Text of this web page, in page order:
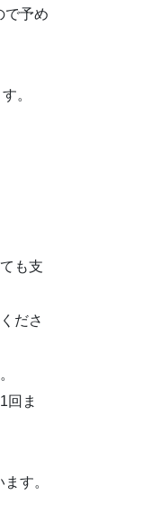
で予め
。
も支
ださ
回ま
す。